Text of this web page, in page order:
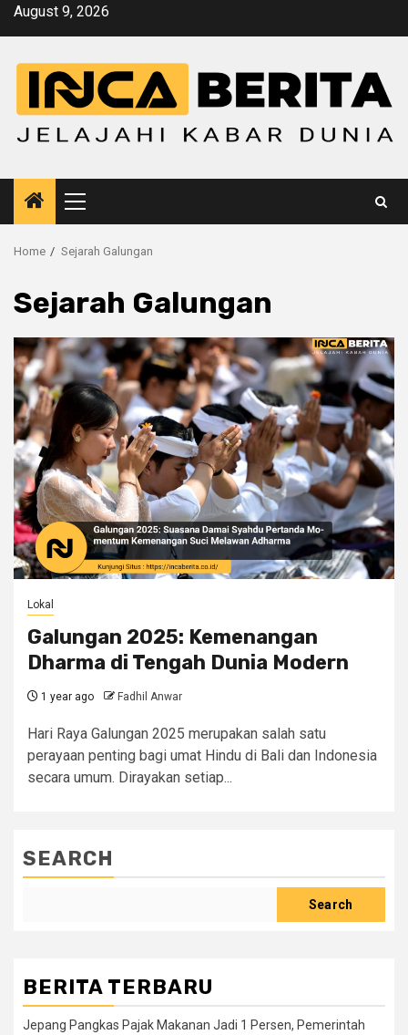
SkipAugust 9, 2026
Primary
Menu
Home Sejarah Galungan
Sejarah Galungan
Lokal
Galungan 2025: Kemenangan
Dharma di Tengah Dunia Modern
1 year ago Fadhil Anwar
Hari Raya Galungan 2025 merupakan salah satu
perayaan penting bagi umat Hindu di Bali dan Indonesia
secara umum. Dirayakan setiap...
SEARCH
Search
BERITA TERBARU
Jepang Pangkas Pajak Makanan Jadi 1 Persen, Pemerintah